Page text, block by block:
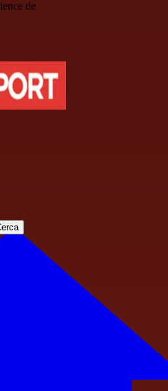
de